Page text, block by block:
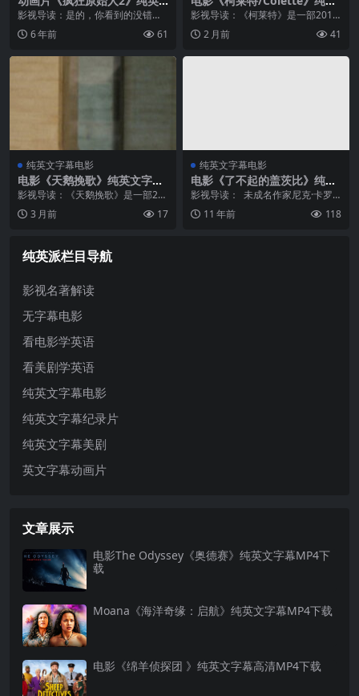
文字幕高清MP4下载
影视导读：是的，你看到的没错，
《疯狂原始人2》在美国上映的两天
后，就在中国上映了，中国的电影
作，七年...
6 年前 61
文字幕高清MP4下载
影视导读：《柯莱特》是一部2018
年上映的历史传记片，由英国导演
嘉士伯·V·霍士特执导，凯拉·奈特莉
2 月前 41
纯英文字幕电影
电影《天鹅挽歌》纯英文字幕
高清MP4下载
影视导读：《天鹅挽歌》是一部20
21年Apple TV+出品的科幻剧情
片，由本·怀摩尔执导，马赫沙拉·阿
3 月前 17
纯英文字幕电影
电影《了不起的盖茨比》纯英
文字幕MP4下载
影视导读： 未成名作家尼克·卡罗
维深受这个纸醉金迷的上流世界及
其中的幻想、爱情和谎言吸引，他
11 年前 118
纯英派栏目导航
影视名著解读
无字幕电影
看电影学英语
看美剧学英语
纯英文字幕电影
纯英文字幕纪录片
纯英文字幕美剧
英文字幕动画片
文章展示
电影The Odyssey《奥德赛》纯英文字幕MP4下
载
Moana《海洋奇缘：启航》纯英文字幕MP4下载
电影《绵羊侦探团 》纯英文字幕高清MP4下载